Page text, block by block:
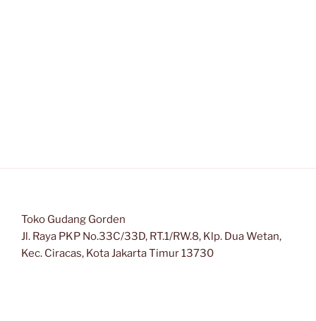
Toko Gudang Gorden
Jl. Raya PKP No.33C/33D, RT.1/RW.8, Klp. Dua Wetan,
Kec. Ciracas, Kota Jakarta Timur 13730